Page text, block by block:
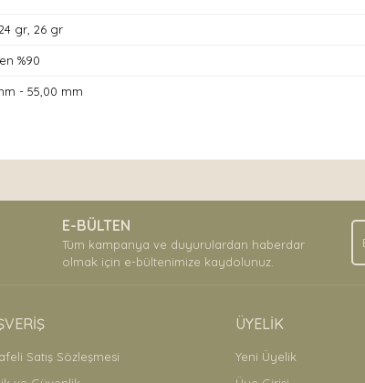
gr, 26 gr
%90
- 55,00 mm
E-BÜLTEN
Tüm kampanya ve duyurulardan haberdar
olmak için e-bültenimize kaydolunuz.
Satış Sözleşmesi
ÜYELİK
Yeni Üyelik